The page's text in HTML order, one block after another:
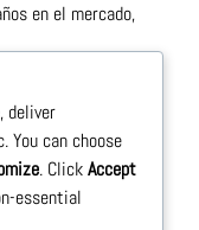
en el mercado,
, productos de
todos los
deliver
You can choose
. ClickAccept
essential